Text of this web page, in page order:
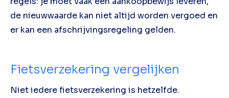
de nieuwwaarde kan niet altijd worden vergoed en
er kan een afschrijvingsregeling gelden.
Fietsverzekering vergelijken
Niet iedere fietsverzekering is hetzelfde.